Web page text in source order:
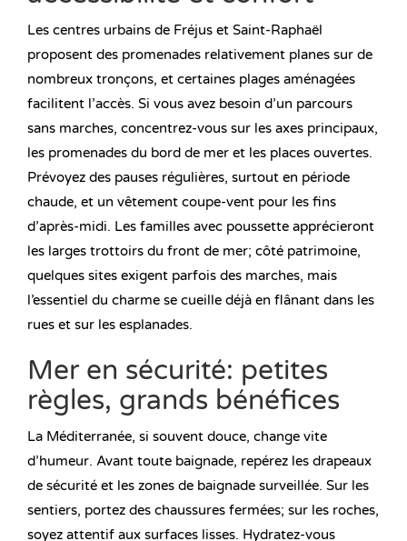
Les centres urbains de Fréjus et Saint-Raphaël
proposent des promenades relativement planes sur de
nombreux tronçons, et certaines plages aménagées
facilitent l’accès. Si vous avez besoin d’un parcours
sans marches, concentrez-vous sur les axes principaux,
les promenades du bord de mer et les places ouvertes.
Prévoyez des pauses régulières, surtout en période
chaude, et un vêtement coupe-vent pour les fins
d’après-midi. Les familles avec poussette apprécieront
les larges trottoirs du front de mer; côté patrimoine,
quelques sites exigent parfois des marches, mais
l’essentiel du charme se cueille déjà en flânant dans les
rues et sur les esplanades.
Mer en sécurité: petites
règles, grands bénéfices
La Méditerranée, si souvent douce, change vite
d’humeur. Avant toute baignade, repérez les drapeaux
de sécurité et les zones de baignade surveillée. Sur les
sentiers, portez des chaussures fermées; sur les roches,
soyez attentif aux surfaces lisses. Hydratez-vous